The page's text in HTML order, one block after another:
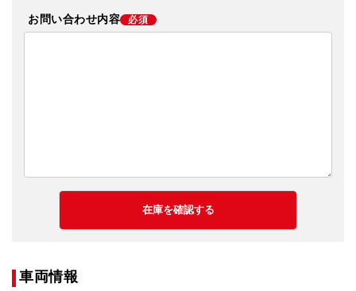
お問い合わせ内容 必須
車両情報